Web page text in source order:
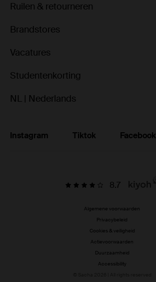
Ruilen & retourneren
Brandstores
Vacatures
Studentenkorting
NL | Nederlands
Instagram Tiktok Facebook
8.7
Algemene voorwaarden
Privacybeleid
Cookies & veiligheid
Actievoorwaarden
Duurzaamheid
Accessibility